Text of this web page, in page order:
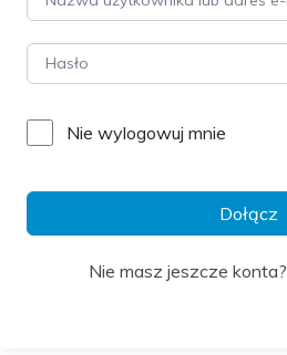
Nie wylogowuj mnie
Dołącz
Nie masz jeszcze konta?